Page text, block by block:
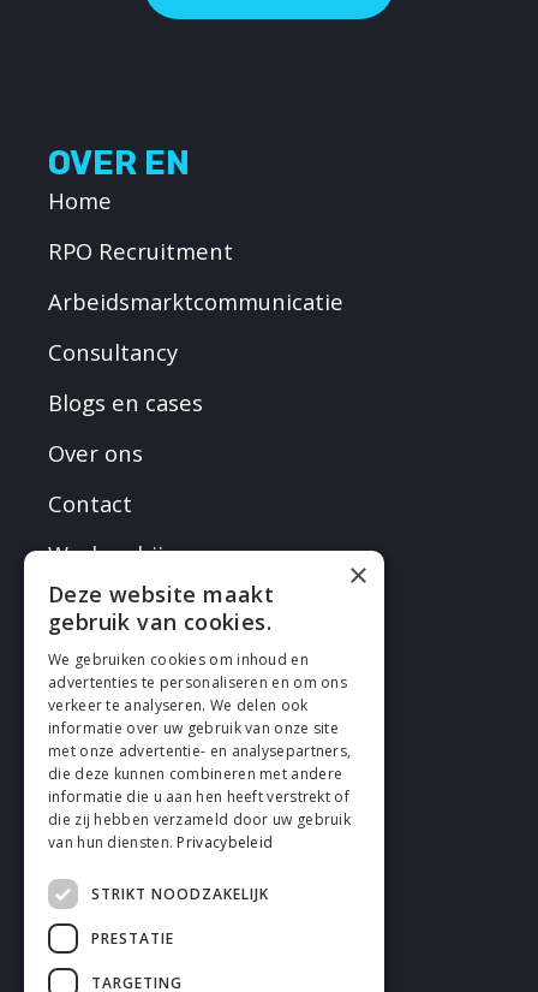
OVER EN
Home
RPO Recruitment
Arbeidsmarktcommunicatie
Consultancy
Blogs en cases
Over ons
Contact
Werken bij
VOLG EN
Cookies
Privacy
×
Deze website maakt
gebruik van cookies.
We gebruiken cookies om inhoud en
advertenties te personaliseren en om ons
verkeer te analyseren. We delen ook
informatie over uw gebruik van onze site
met onze advertentie- en analysepartners,
die deze kunnen combineren met andere
informatie die u aan hen heeft verstrekt of
die zij hebben verzameld door uw gebruik
van hun diensten. Privacybeleid
STRIKT NOODZAKELIJK
PRESTATIE
TARGETING